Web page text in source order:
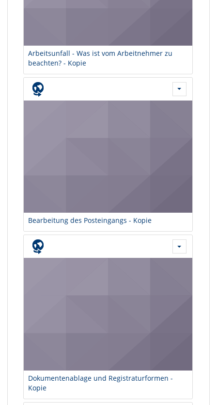
Arbeitsunfall - Was ist vom Arbeitnehmer zu
beachten? - Kopie
Bearbeitung des Posteingangs - Kopie
Dokumentenablage und Registraturformen -
Kopie